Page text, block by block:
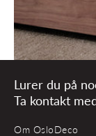
Lurer du på
Ta kontakt
Om OsloDeco